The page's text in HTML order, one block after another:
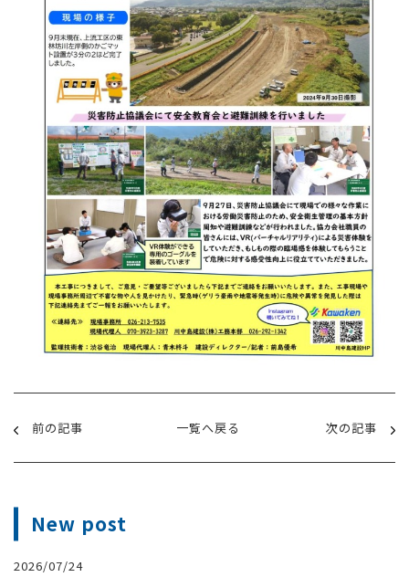
前の記事 一覧へ戻る 次の記事
New post
2026/07/24